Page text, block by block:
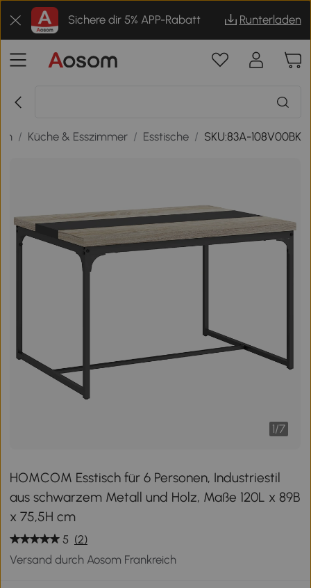
Sichere dir 5% APP-Rabatt Runterladen
/ Küche & Esszimmer / Esstische / SKU:83A-108V00BK
1/7
HOMCOM Esstisch für 6 Personen, Industriestil
aus schwarzem Metall und Holz, Maße 120L x 89B
x 75,5H cm
5 (2)
Versand durch Aosom Frankreich